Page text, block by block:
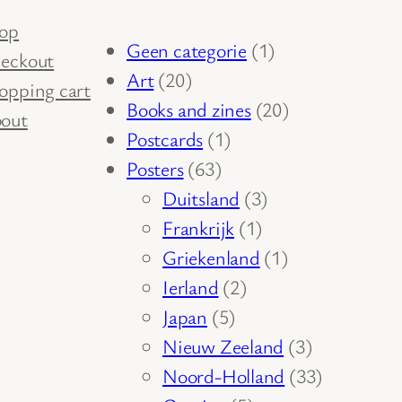
cart
Geen categorie 11
Art 2020
producten
Books and zines 2020
Postcards 11
Posters 6363
producten
Duitsland 33
producten
Frankrijk 11
product
Griekenland 11
Ierland 22
Japan 55
producten
Nieuw Zeeland 33
producten
Noord-Holland 3333